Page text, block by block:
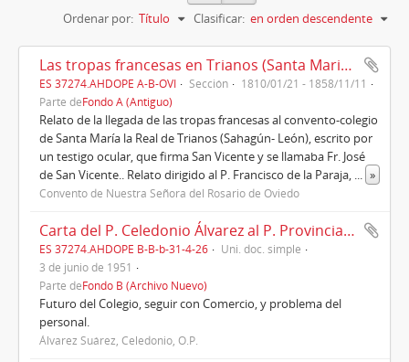
Ordenar por: Título Clasificar: en orden descendente
Las tropas francesas en Trianos (Santa Maria la Real de Trianos) (1810)
ES 37274.AHDOPE A-B-OVI Sección
1810/01/21 - 1858/11/11
Parte deFondo A (Antiguo)
Relato de la llegada de las tropas francesas al convento-colegio
de Santa María la Real de Trianos (Sahagún- León), escrito por
un testigo ocular, que firma San Vicente y se llamaba Fr. José
de San Vicente.. Relato dirigido al P. Francisco de la Paraja, ... »
Convento de Nuestra Señora del Rosario de Oviedo
Carta del P. Celedonio Álvarez al P. Provincial Aniceto Fernández, Oviedo, 03/06/1951
ES 37274.AHDOPE B-B-b-31-4-26
Uni. doc. simple
3 de junio de 1951
Parte deFondo B (Archivo Nuevo)
Futuro del Colegio, seguir con Comercio, y problema del
personal.
Álvarez Suárez, Celedonio, O.P.